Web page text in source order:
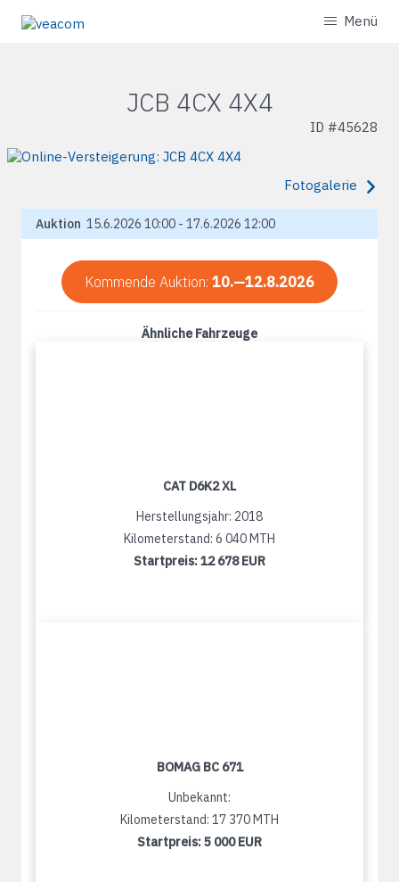
Menü
JCB 4CX 4X4
ID #45628
Fotogalerie
Auktion 15.6.2026 10:00 - 17.6.2026 12:00
Kommende Auktion: 10.—12.8.2026
Ähnliche Fahrzeuge
CAT D6K2 XL
Herstellungsjahr: 2018
Kilometerstand: 6 040 MTH
Startpreis:12 678 EUR
BOMAG BC 671
Unbekannt:
Kilometerstand: 17 370 MTH
Startpreis:5 000 EUR